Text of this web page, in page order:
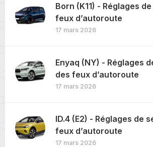
Born (K11) - Réglages
feux d’autoroute
17 mars 2026
Enyaq (NY) - Réglages
des feux d’autoroute
17 mars 2026
ID.4 (E2) - Réglages de
feux d’autoroute
17 mars 2026